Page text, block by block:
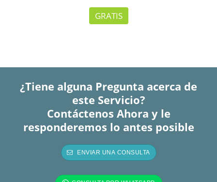
GRATIS
¿Tiene alguna Pregunta acerca de
este Servicio?
Contáctenos Ahora y le
responderemos lo antes posible